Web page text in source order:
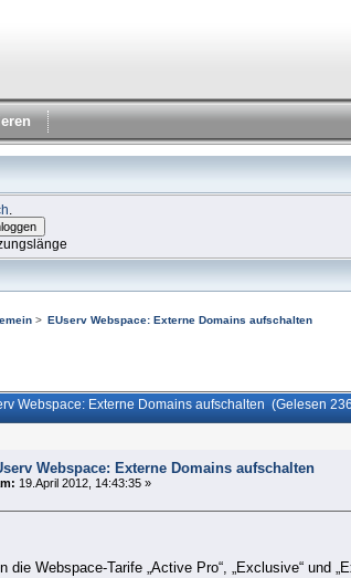
> EUserv Webspace: Externe Domains aufschalten
Webspace: Externe Domains aufschalten (Gelesen
Webspace: Externe Domains aufschalten
19.April 2012, 14:43:35 »
die Webspace-Tarife „Active Pro“, „Exclusive“ und